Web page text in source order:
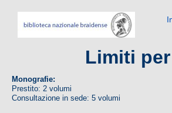
Limiti
Monografie:
Prestito: 2 volumi
Consultazione in sede: 5 volumi